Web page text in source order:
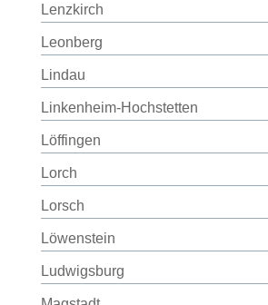
Lenzkirch
Leonberg
Lindau
Linkenheim-Hochstetten
Löffingen
Lorch
Lorsch
Löwenstein
Ludwigsburg